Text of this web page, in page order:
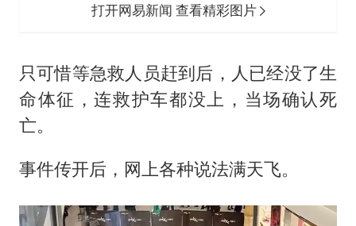
打开网易新闻 查看精彩图片
只可惜等急救人员赶到后，人已经没了生
命体征，连救护车都没上，当场确认死
亡。
事件传开后，网上各种说法满天飞。